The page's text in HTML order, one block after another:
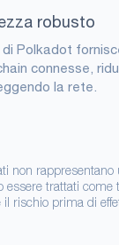
robusto
Polkadot
connesse,
la rete.
non rappresentano
essere trattati come
il rischio prima di